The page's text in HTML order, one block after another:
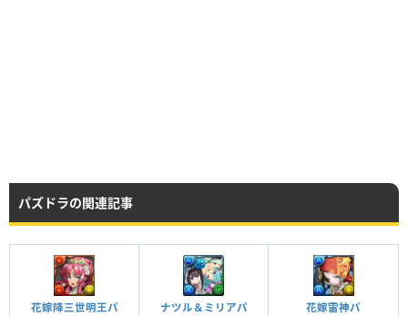
パズドラの関連記事
花嫁降三世明王パ
ナツル＆ミリアパ
花嫁雷神パ